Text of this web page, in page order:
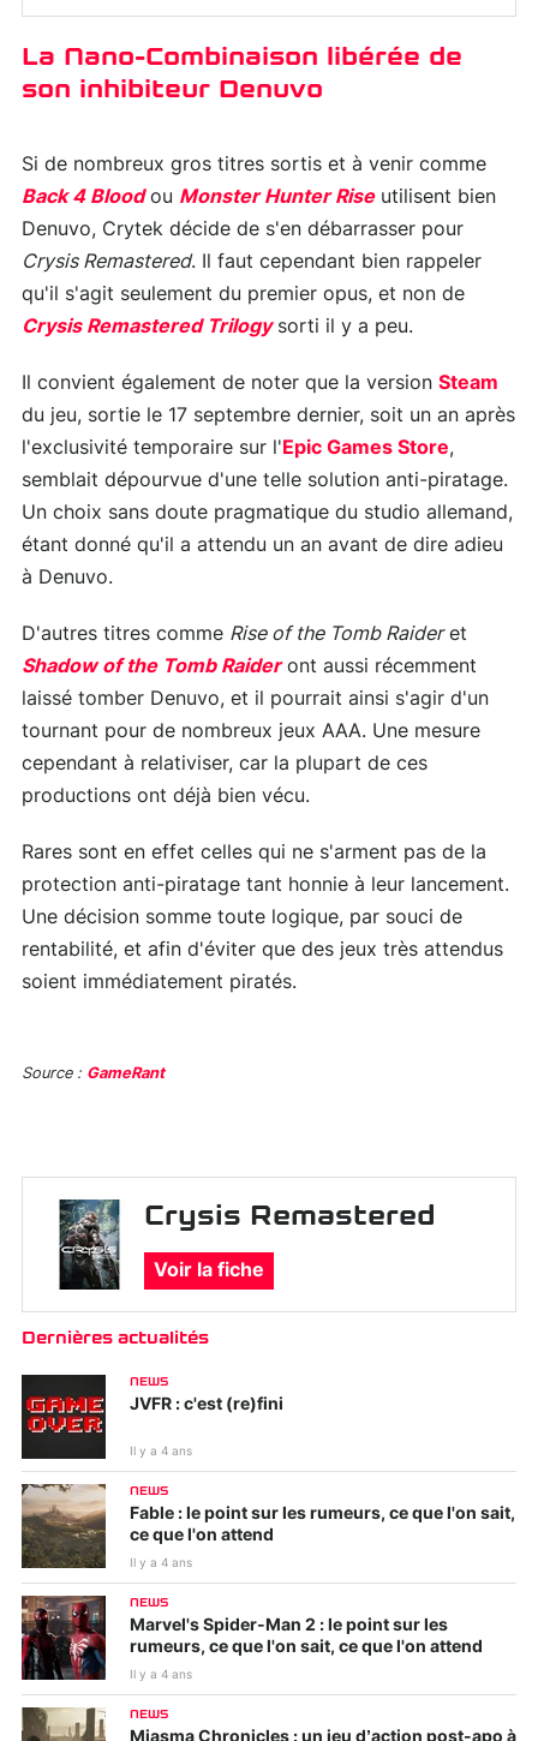
La Nano-Combinaison libérée de
son inhibiteur Denuvo
Si de nombreux gros titres sortis et à venir comme
Back 4 Bloodou Monster Hunter Riseutilisent bien
Denuvo, Crytek décide de s'en débarrasser pour
Crysis Remastered. Il faut cependant bien rappeler
qu'il s'agit seulement du premier opus, et non de
Crysis Remastered Trilogysorti il y a peu.
Il convient également de noter que la version Steam
du jeu, sortie le 17 septembre dernier, soit un an après
l'exclusivité temporaire sur l'Epic Games Store,
semblait dépourvue d'une telle solution anti-piratage.
Un choix sans doute pragmatique du studio allemand,
étant donné qu'il a attendu un an avant de dire adieu
à Denuvo.
D'autres titres comme Rise of the Tomb Raideret
Shadow of the Tomb Raideront aussi récemment
laissé tomber Denuvo, et il pourrait ainsi s'agir d'un
tournant pour de nombreux jeux AAA. Une mesure
cependant à relativiser, car la plupart de ces
productions ont déjà bien vécu.
Rares sont en effet celles qui ne s'arment pas de la
protection anti-piratage tant honnie à leur lancement.
Une décision somme toute logique, par souci de
rentabilité, et afin d'éviter que des jeux très attendus
soient immédiatement piratés.
Source : GameRant
Crysis Remastered
Voir la fiche
Dernières actualités
NEWS
JVFR : c'est (re)fini
Il y a 4 ans
NEWS
Fable : le point sur les rumeurs, ce que l'on sait,
ce que l'on attend
Il y a 4 ans
NEWS
Marvel's Spider-Man 2 : le point sur les
rumeurs, ce que l'on sait, ce que l'on attend
Il y a 4 ans
NEWS
Miasma Chronicles : un jeu d’action post-apo à